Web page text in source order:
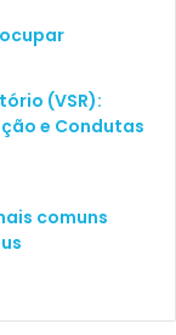
(VSR):
e Condutas
comuns